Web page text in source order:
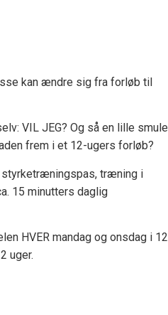
kan ændre sig fra forløb til
VIL JEG? Og så en lille smule
frem i et 12-ugers forløb?
styrketræningspas, træning i
15 minutters daglig
HVER mandag og onsdag i 12
uger.